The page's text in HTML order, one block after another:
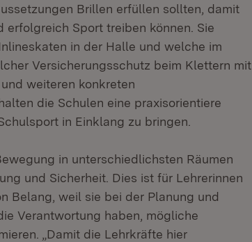
Brillen erfüllen sollten, damit
Sport treiben können. Sie
in der Halle und welche im
Versicherungsschutz beim Klettern mit
weiteren konkreten
die Schulen eine praxisorientiere
in Einklang zu bringen.
in unterschiedlichsten Räumen
und Sicherheit. Dies ist für Lehrerinnen
Belang, weil sie bei der Planung und
Verantwortung haben, mögliche
„Damit die Lehrkräfte hier